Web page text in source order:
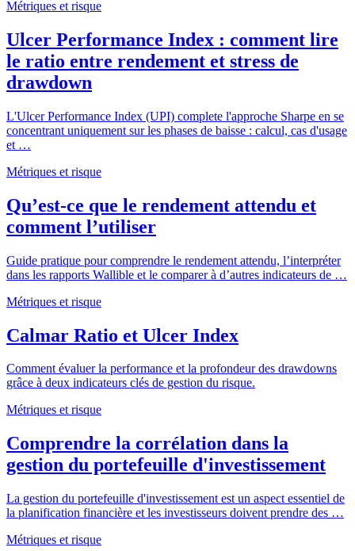
Métriques et risque
Ulcer Performance Index : comment lire
le ratio entre rendement et stress de
drawdown
L'Ulcer Performance Index (UPI) complete l'approche Sharpe en se
concentrant uniquement sur les phases de baisse : calcul, cas d'usage
et …
Métriques et risque
Qu’est-ce que le rendement attendu et
comment l’utiliser
Guide pratique pour comprendre le rendement attendu, l’interpréter
dans les rapports Wallible et le comparer à d’autres indicateurs de …
Métriques et risque
Calmar Ratio et Ulcer Index
Comment évaluer la performance et la profondeur des drawdowns
grâce à deux indicateurs clés de gestion du risque.
Métriques et risque
Comprendre la corrélation dans la
gestion du portefeuille d'investissement
La gestion du portefeuille d'investissement est un aspect essentiel de
la planification financière et les investisseurs doivent prendre des …
Métriques et risque